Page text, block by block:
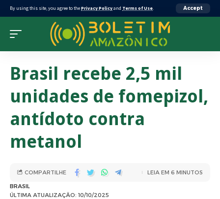
By using this site, you agree to thePrivacy Policyand Terms of Use. Accept
Brasil recebe 2,5 mil
unidades de fomepizol,
antídoto contra
metanol
ÚLTIMA ATUALIZAÇÃO: 10/10/2025
BRASIL
COMPARTILHE LEIA EM 6 MINUTOS